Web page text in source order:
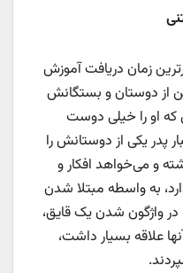
زمان دریافت آموزش
از دوستان و بستگانش
که او را خیلی دوست
پدر یکی از دوستانش را
و می‌خواهد افکار و
به واسطه مبتلا شدن
واژگون شدن یک قایق،
علاقه بسیار داشت،